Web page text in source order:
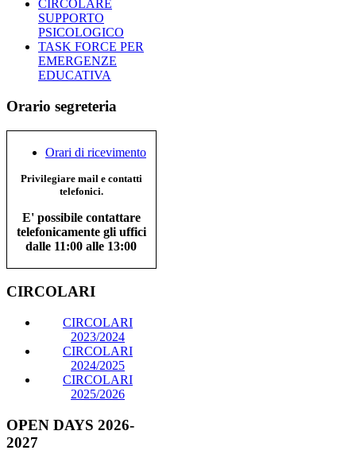
CIRCOLARE
SUPPORTO
PSICOLOGICO
TASK FORCE PER
EMERGENZE
EDUCATIVA
Orario segreteria
Orari di ricevimento
Privilegiare mail e contatti
telefonici.
E' possibile contattare
telefonicamente gli uffici
dalle 11:00 alle 13:00
CIRCOLARI
CIRCOLARI
2023/2024
CIRCOLARI
2024/2025
CIRCOLARI
2025/2026
OPEN DAYS 2026-
2027